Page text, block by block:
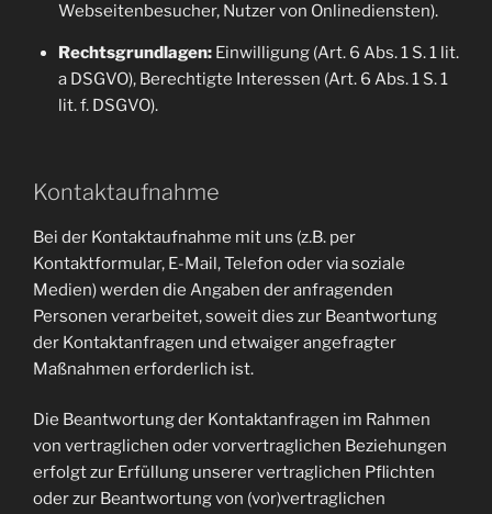
Webseitenbesucher, Nutzer von Onlinediensten).
Rechtsgrundlagen:Einwilligung (Art. 6 Abs. 1 S. 1 lit.
a DSGVO), Berechtigte Interessen (Art. 6 Abs. 1 S. 1
lit. f. DSGVO).
Kontaktaufnahme
Bei der Kontaktaufnahme mit uns (z.B. per
Kontaktformular, E-Mail, Telefon oder via soziale
Medien) werden die Angaben der anfragenden
Personen verarbeitet, soweit dies zur Beantwortung
der Kontaktanfragen und etwaiger angefragter
Maßnahmen erforderlich ist.
Die Beantwortung der Kontaktanfragen im Rahmen
von vertraglichen oder vorvertraglichen Beziehungen
erfolgt zur Erfüllung unserer vertraglichen Pflichten
oder zur Beantwortung von (vor)vertraglichen